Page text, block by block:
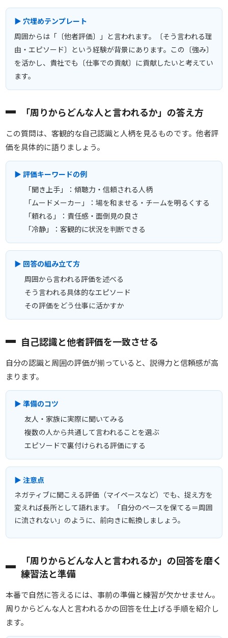
▶ 穴埋めテンプレート
周囲からは「〔他者評価〕」と言われます。〔そう言われる理
由・エピソード〕という経験が背景にあります。この〔強み〕
を活かし、貴社でも〔仕事での貢献〕に貢献したいと考えてい
ます。
「周りからどんな人と言われるか」の答え方
この質問は、客観的な自己認識と人柄を見るものです。他者評
価を具体的に語りましょう。
▶ 評価キーワードの例
「聞き上手」：傾聴力・信頼される人柄
「ムードメーカー」：場を和ませる・チームを明るくする
「頼れる」：責任感・面倒見の良さ
「冷静」：客観的に状況を判断できる
▶ 回答の組み立て方
周囲から言われる評価を述べる
そう言われる具体的なエピソード
その評価をどう仕事に活かすか
自己認識と他者評価を一致させる
自分の認識と周囲の評価が揃っていると、説得力と信頼感が高
まります。
▶ 準備のコツ
友人・家族に実際に聞いてみる
複数の人から共通して言われることを選ぶ
エピソードで裏付けられる評価にする
▶ 注意点
ネガティブに聞こえる評価（マイペースなど）でも、捉え方を
変えれば長所として語れます。「自分のペースを保てる＝周囲
に流されない」のように、前向きに転換しましょう。
「周りからどんな人と言われるか」の回答を磨く
練習法と準備
本番で自然に答えるには、事前の準備と練習が欠かせません。
周りからどんな人と言われるかの回答を仕上げる手順を紹介し
ます。